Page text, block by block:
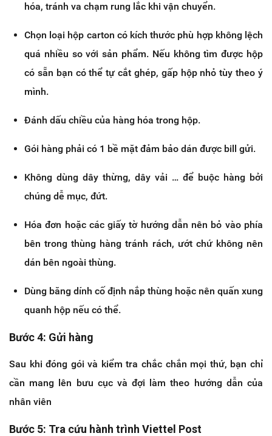
hóa, tránh va chạm rung lắc khi vận chuyển.
Chọn loại hộp carton có kích thước phù hợp không lệch
quá nhiều so với sản phẩm. Nếu không tìm được hộp
có sẵn bạn có thể tự cắt ghép, gấp hộp nhỏ tùy theo ý
mình.
Đánh dấu chiều của hàng hóa trong hộp.
Gói hàng phải có 1 bề mặt đảm bảo dán được bill gửi.
Không dùng dây thừng, dây vải … để buộc hàng bởi
chúng dễ mục, đứt.
Hóa đơn hoặc các giấy tờ hướng dẫn nên bỏ vào phía
bên trong thùng hàng tránh rách, ướt chứ không nên
dán bên ngoài thùng.
Dùng băng dính cố định nắp thùng hoặc nên quấn xung
quanh hộp nếu có thể.
Bước 4: Gửi hàng
Sau khi đóng gói và kiểm tra chắc chắn mọi thứ, bạn chỉ
cần mang lên bưu cục và đợi làm theo hướng dẫn của
nhân viên
Bước 5: Tra cứu hành trình Viettel Post